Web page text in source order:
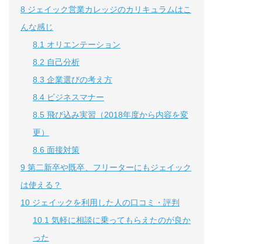
8 ジェイック営業カレッジのカリキュラムはこ
んな感じ
8.1 オリエンテーション
8.2 自己分析
8.3 企業選びの考え方
8.4 ビジネスマナー
8.5 飛び込み実習（2018年度から内容を変
更）
8.6 面接対策
9 第二新卒や既卒、フリーターにもジェイック
は使える？
10 ジェイックを利用した人の口コミ・評判
10.1 気軽に相談に乗ってもらえたのが良か
った